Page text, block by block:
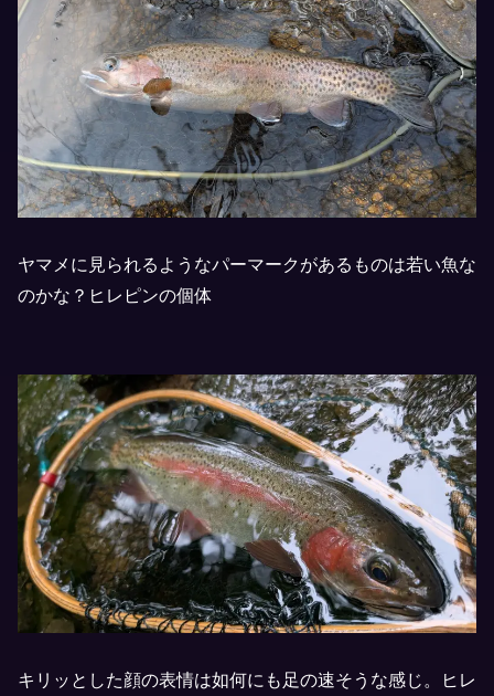
ヤマメに見られるようなパーマークがあるものは若い魚な
のかな？ヒレピンの個体
キリッとした顔の表情は如何にも足の速そうな感じ。ヒレ